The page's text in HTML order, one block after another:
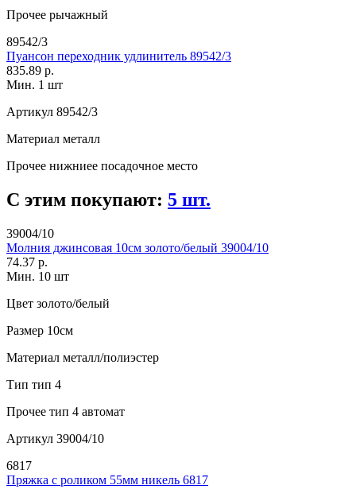
Прочее рычажный
89542/3
Пуансон переходник удлинитель 89542/3
835.89 р.
Мин. 1 шт
Артикул 89542/3
Материал металл
Прочее нижниее посадочное место
С этим покупают: 5 шт.
39004/10
Молния джинсовая 10см золото/белый 39004/10
74.37 р.
Мин. 10 шт
Цвет золото/белый
Размер 10см
Материал металл/полиэстер
Тип тип 4
Прочее тип 4 автомат
Артикул 39004/10
6817
Пряжка с роликом 55мм никель 6817